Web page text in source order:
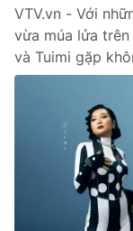
Hậu trường
Nhân vật
Giải sao mai
Giải trí
Điện ảnh
Đời sống
Làm đẹp
Chất lượng
Tuyển sinh
Học trực tuyến
Công nghệ
Hitech Công
Giao lưu trực
VTV.vn - Với
vừa múa lửa trên
và Tuimi gặp